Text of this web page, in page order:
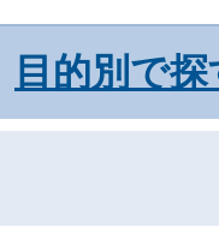
目的別で探